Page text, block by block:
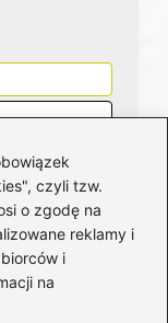
czyli tzw.
o zgodę na
reklamy i
i
na